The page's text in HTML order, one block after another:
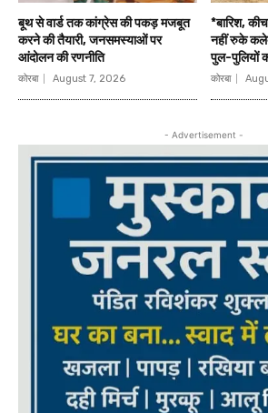
बूथ से वार्ड तक कांग्रेस की पकड़ मजबूत
करने की तैयारी, जनसमस्याओं पर
आंदोलन की रणनीति
कोरबा August 7, 2026
*बारिश,
नहीं रुके
पुल-पुलियों
कोरबा
- Advertisement -